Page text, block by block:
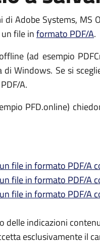
di Adobe Systems,
file informato PDF/A.
(ad esempio
Windows. Se si
A.
PFD.online)
file in formato PDF/A
file in formato PDF/A
file in formato PDF/A
delle indicazioni
esclusivamente il